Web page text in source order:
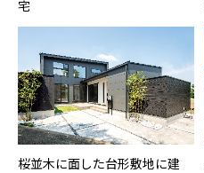
宅
桜並木に面した台形敷地に建